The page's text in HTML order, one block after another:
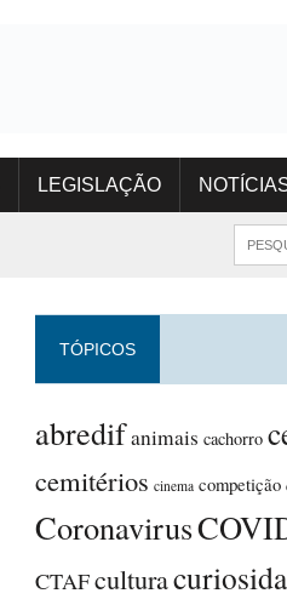
LEGISLAÇÃO
TÓPICOS
abredifanimais cachorro
cemitérios cinema competição
Coronavirus
CTAFcultura